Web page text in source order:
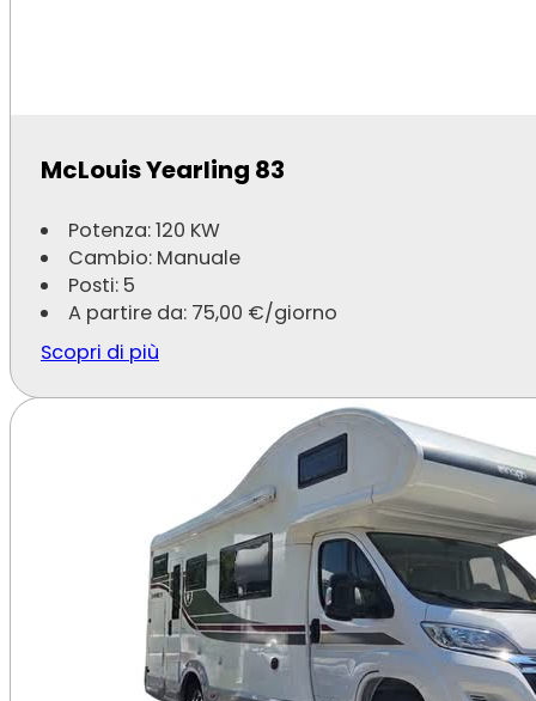
McLouis Yearling 83
Potenza: 120 KW
Cambio: Manuale
Posti: 5
A partire da: 75,00 €/giorno
Scopri di più